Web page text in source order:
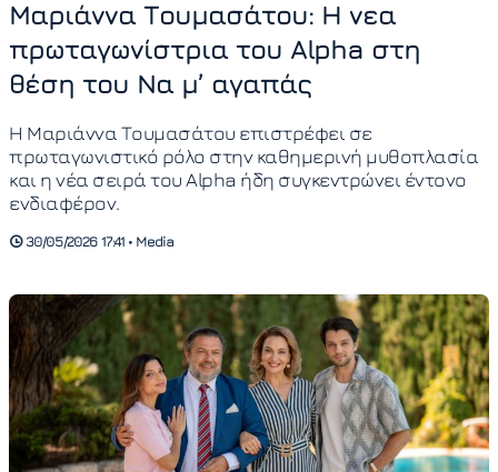
Μαριάννα Τουμασάτου: H νεα
πρωταγωνίστρια του Alpha στη
θέση του Να μ’ αγαπάς
Η Μαριάννα Τουμασάτου επιστρέφει σε
πρωταγωνιστικό ρόλο στην καθημερινή μυθοπλασία
και η νέα σειρά του Alpha ήδη συγκεντρώνει έντονο
ενδιαφέρον.
30/05/2026 17:41 • Media